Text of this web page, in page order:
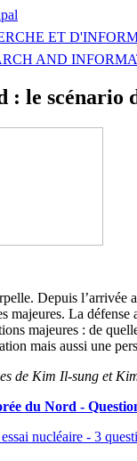
ET
AND
: le scénario
Depuis l’arrivée
majeures. La
majeures : de
mais aussi une
de Kim Il-sung et
du Nord -
nucléaire - 3